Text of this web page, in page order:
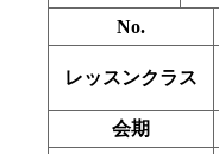
No.
レッスンクラス
会期